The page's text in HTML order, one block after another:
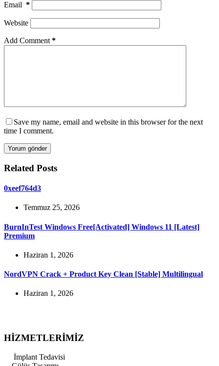
Email *
Website
Add Comment *
Save my name, email and website in this browser for the next
time I comment.
Yorum gönder
Related Posts
0xeef764d3
Temmuz 25, 2026
BurnInTest Windows Free[Activated] Windows 11 [Latest]
Premium
Haziran 1, 2026
NordVPN Crack + Product Key Clean [Stable] Multilingual
Haziran 1, 2026
HİZMETLERİMİZ
İmplant Tedavisi